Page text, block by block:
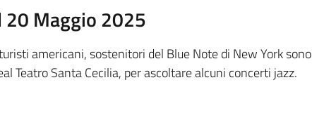
Maggio 2025
americani, sostenitori del Blue Note di New York sono
Teatro Santa Cecilia, per ascoltare alcuni concerti jazz.